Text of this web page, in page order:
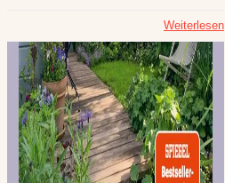
Weiterlesen